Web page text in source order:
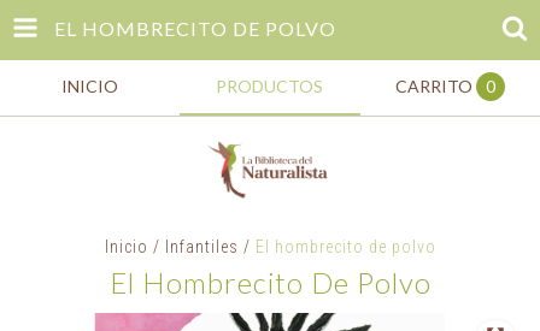
EL HOMBRECITO DE POLVO
INICIO PRODUCTOS CARRITO 0
Inicio / Infantiles / El hombrecito de polvo
El Hombrecito De Polvo